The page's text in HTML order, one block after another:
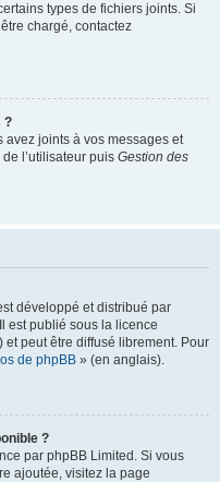
types de fichiers joints. Si
chargé, contactez
?
avez joints à vos messages et
l’utilisateur puis Gestion des
développé et distribué par
est publié sous la licence
peut être diffusé librement. Pour
de phpBB » (en anglais).
?
par phpBB Limited. Si vous
ajoutée, visitez la page